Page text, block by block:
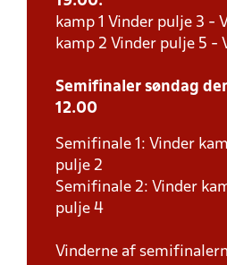
kamp 1 Vinder pulje 3 -
kamp 2 Vinder pulje 5 -
Semifinaler søndag
12.00
Semifinale 1: Vinder
pulje 2
Semifinale 2: Vinder
pulje 4
Vinderne af